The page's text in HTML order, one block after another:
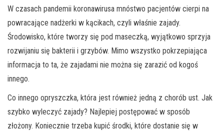
W czasach pandemii koronawirusa mnóstwo pacjentów cierpi na
powracające nadżerki w kącikach, czyli właśnie zajady.
Środowisko, które tworzy się pod maseczką, wyjątkowo sprzyja
rozwijaniu się bakterii i grzybów. Mimo wszystko pokrzepiająca
informacja to ta, że zajadami nie można się zarazić od kogoś
innego.
Co innego opryszczka, która jest również jedną z chorób ust. Jak
szybko wyleczyć zajady? Najlepiej postępować w sposób
złożony. Koniecznie trzeba kupić środki, które dostanie się w